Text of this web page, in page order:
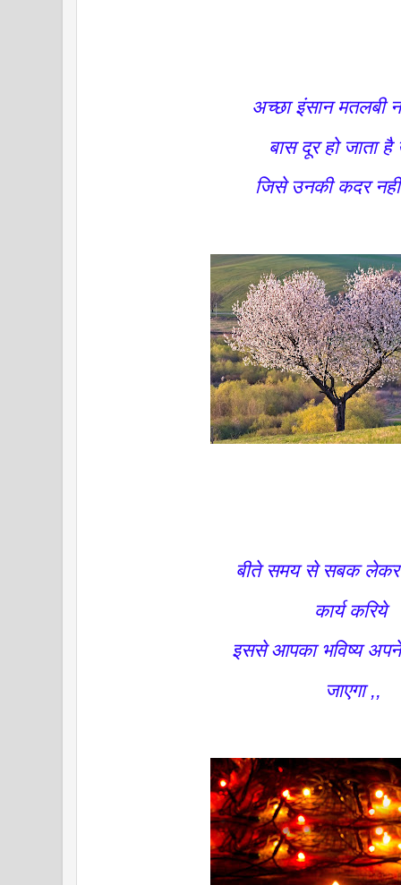
अच्छा इंसान मतलबी
बास दूर हो जाता
जिसे उनकी कदर नहीं
बीते समय से सबक लेकर
कार्य करिये
इससे आपका भविष्य
जाएगा ,,